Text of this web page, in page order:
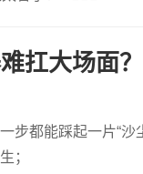
扛大场面
步都能踩起一片“沙
；